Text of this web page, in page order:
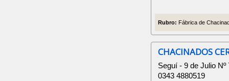
Rubro: Fábrica de
CHACINADOS
Seguí - 9 de Julio Nº
0343 4880519